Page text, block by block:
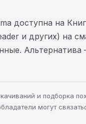
доступна на
и других) на
и подборка
могут